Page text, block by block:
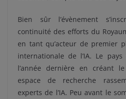
Bien sûr l’évènement
continuité des efforts du
en tant qu’acteur de premier
internationale de l’IA. Le pays
l’année dernière en créant
espace de recherche
experts de l’IA. Peu avant le